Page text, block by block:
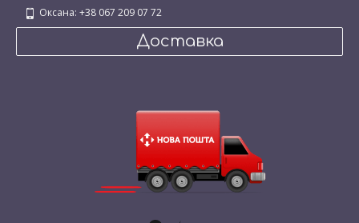
Оксана: +38 067 209 07 72
Доставка